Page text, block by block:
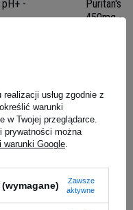
NUTRITION,
i osób aktywnych
efekty
jakości izolat
starannie
regenerację
masy
-
Puritan's
450mg -
Kup do 20:00
usług zgodnie z
warunki
w Twojej przeglądarce.
prywatności można
warunki Google.
Zawsze
aktywne